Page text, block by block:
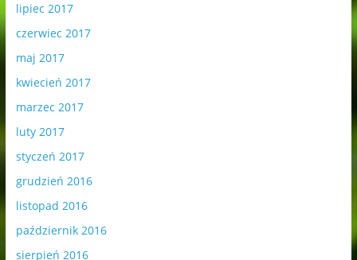
lipiec 2017
czerwiec 2017
maj 2017
kwiecień 2017
marzec 2017
luty 2017
styczeń 2017
grudzień 2016
listopad 2016
październik 2016
sierpień 2016